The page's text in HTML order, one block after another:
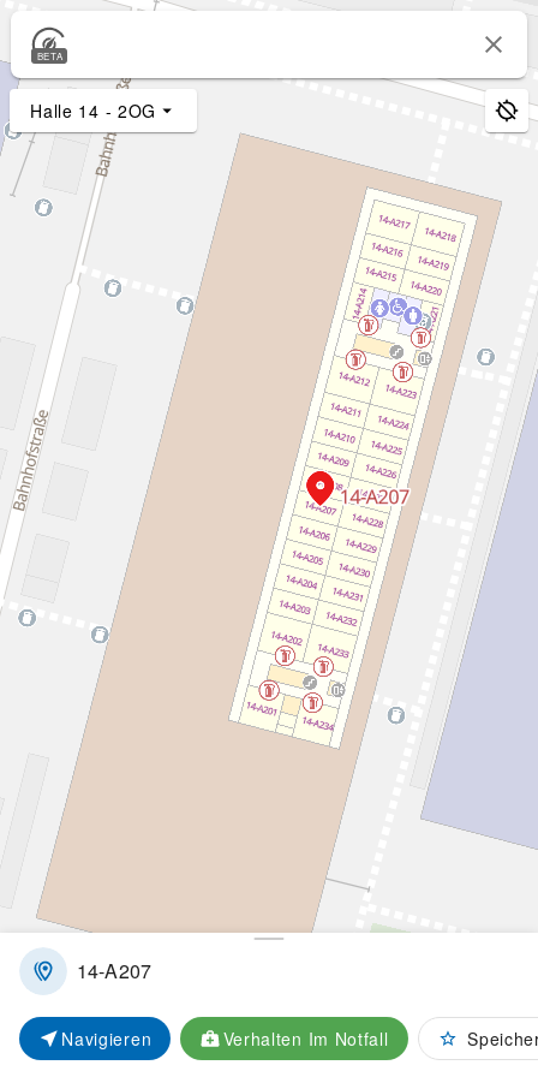
© OpenMapTiles © OpenStreetMap contributors
BETA
Halle 14 - 2OG
14-A207
Navigieren Verhalten Im Notfall
3D-Bäume
2D-Bäume
Ausstellungen
Sitzflächen
Parkplätze
Mülleimer
Nachhaltigkeit